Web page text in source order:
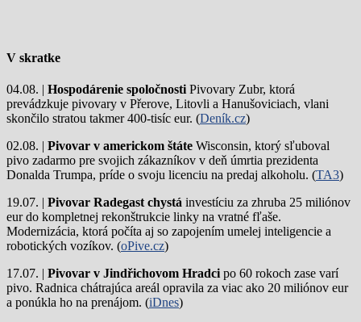
V skratke
04.08. | Hospodárenie spoločnosti Pivovary Zubr, ktorá
prevádzkuje pivovary v Přerove, Litovli a Hanušoviciach, vlani
skončilo stratou takmer 400-tisíc eur. (Deník.cz)
02.08. | Pivovar v americkom štáte Wisconsin, ktorý sľuboval
pivo zadarmo pre svojich zákazníkov v deň úmrtia prezidenta
Donalda Trumpa, príde o svoju licenciu na predaj alkoholu. (TA3)
19.07. | Pivovar Radegast chystá investíciu za zhruba 25 miliónov
eur do kompletnej rekonštrukcie linky na vratné fľaše.
Modernizácia, ktorá počíta aj so zapojením umelej inteligencie a
robotických vozíkov. (oPive.cz)
17.07. | Pivovar v Jindřichovom Hradci po 60 rokoch zase varí
pivo. Radnica chátrajúca areál opravila za viac ako 20 miliónov eur
a ponúkla ho na prenájom. (iDnes)